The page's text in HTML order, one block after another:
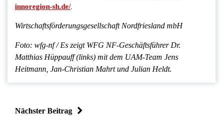
innoregion-sh.de/.
Wirtschaftsförderungsgesellschaft Nordfriesland mbH
Foto: wfg-nf / Es zeigt WFG NF-Geschäftsführer Dr.
Matthias Hüppauff (links) mit dem UAM-Team Jens
Heitmann, Jan-Christian Mahrt und Julian Heldt.
Nächster Beitrag